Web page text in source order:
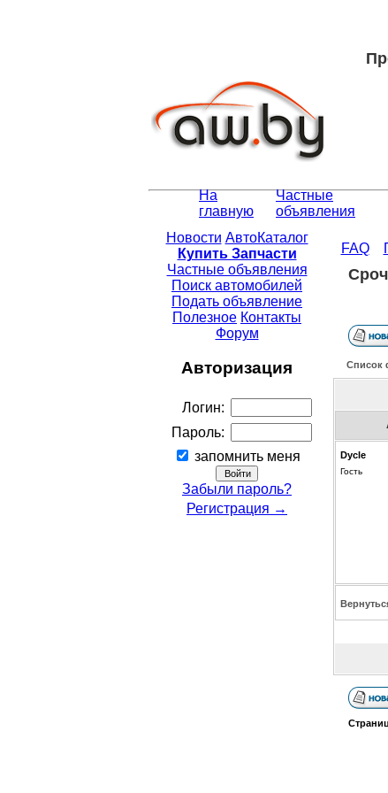
На
главную
Частные
объявления
Новости АвтоКаталог
Купить Запчасти
Частные объявления
Поиск автомобилей
Подать объявление
Полезное Контакты
Форум
Авторизация
Логин:
Пароль:
запомнить меня
Забыли пароль?
Регистрация →
FAQ
Список
Dycle
Гость